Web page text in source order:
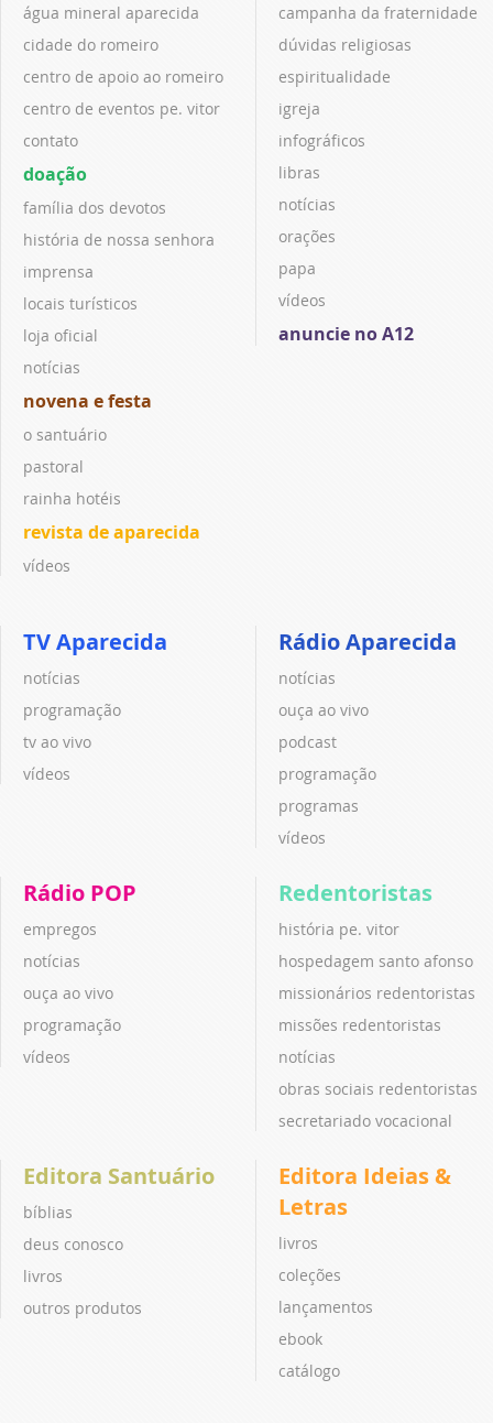
água mineral aparecida
cidade do romeiro
centro de apoio ao romeiro
centro de eventos pe. vitor
contato
doação
família dos devotos
história de nossa senhora
imprensa
locais turísticos
loja oficial
notícias
novena e festa
o santuário
pastoral
rainha hotéis
revista de aparecida
vídeos
campanha da fraternidade
dúvidas religiosas
espiritualidade
igreja
infográficos
libras
notícias
orações
papa
vídeos
anuncie no A12
TV Aparecida
notícias
programação
tv ao vivo
vídeos
Rádio Aparecida
notícias
ouça ao vivo
podcast
programação
programas
vídeos
Rádio POP
empregos
notícias
ouça ao vivo
programação
vídeos
Redentoristas
história pe. vitor
hospedagem santo afonso
missionários redentoristas
missões redentoristas
notícias
obras sociais redentoristas
secretariado vocacional
Editora Santuário
bíblias
deus conosco
livros
outros produtos
Editora Ideias &
Letras
livros
coleções
lançamentos
ebook
catálogo